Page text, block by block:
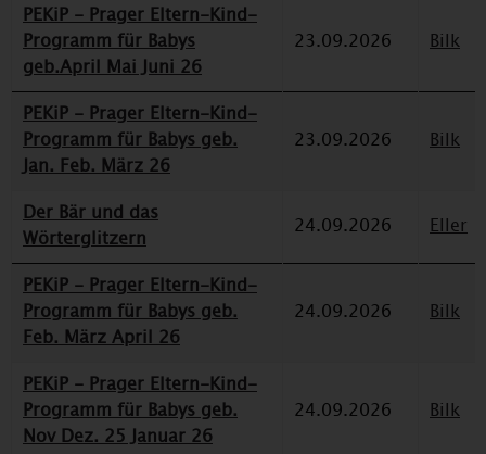
PEKiP - Prager Eltern-Kind-
Programm für Babys
geb.April Mai Juni 26
23.09.2026 Bilk
PEKiP - Prager Eltern-Kind-
Programm für Babys geb.
Jan. Feb. März 26
23.09.2026 Bilk
Der Bär und das
Wörterglitzern
24.09.2026 Eller
PEKiP - Prager Eltern-Kind-
Programm für Babys geb.
Feb. März April 26
24.09.2026 Bilk
PEKiP - Prager Eltern-Kind-
Programm für Babys geb.
Nov Dez. 25 Januar 26
24.09.2026 Bilk